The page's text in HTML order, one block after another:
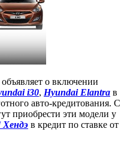
объявляет о включении
i30, Hyundai Elantra в
авто-кредитования. С
приобрести эти модели у
Хендэ в кредит по ставке от